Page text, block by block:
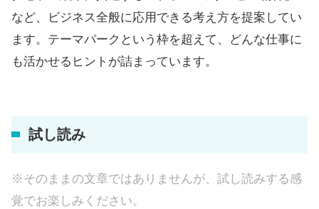
など、ビジネス全般に応用できる考え方を提案してい
ます。テーマパークという枠を超えて、どんな仕事に
も活かせるヒントが詰まっています。
試し読み
※そのままの文章ではありませんが、試し読みする感
覚でお楽しみください。